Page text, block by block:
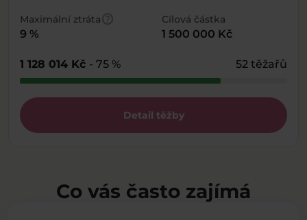
Maximální ztrátahelp
9 %
Cílová částka
1 500 000 Kč
1 128 014 Kč - 75 % 52 těžařů
Detail těžby
Co vás často zajímá